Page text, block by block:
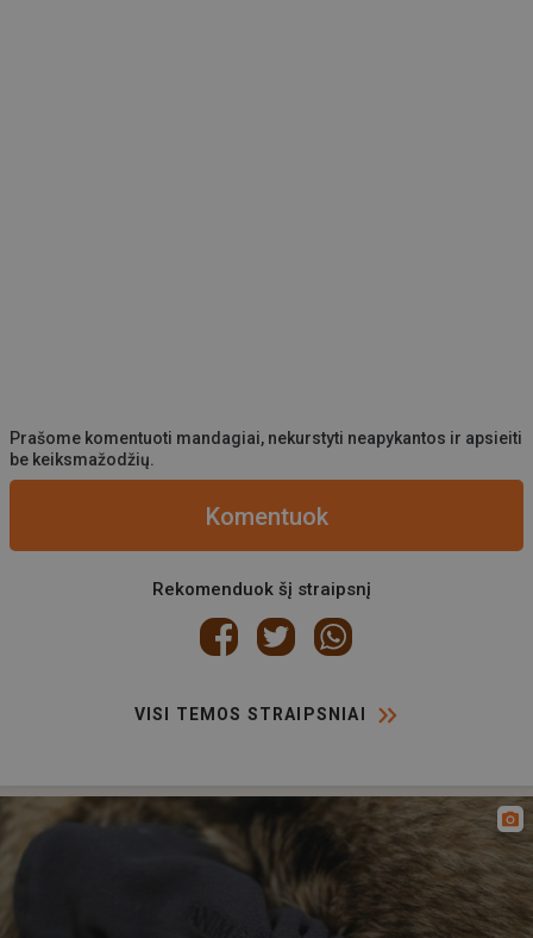
Prašome komentuoti mandagiai, nekurstyti neapykantos ir apsieiti
be keiksmažodžių.
Komentuok
Rekomenduok šį straipsnį
VISI TEMOS STRAIPSNIAI